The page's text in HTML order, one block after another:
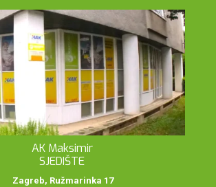
AK Maksimir
SJEDIŠTE
Zagreb, Ružmarinka 17